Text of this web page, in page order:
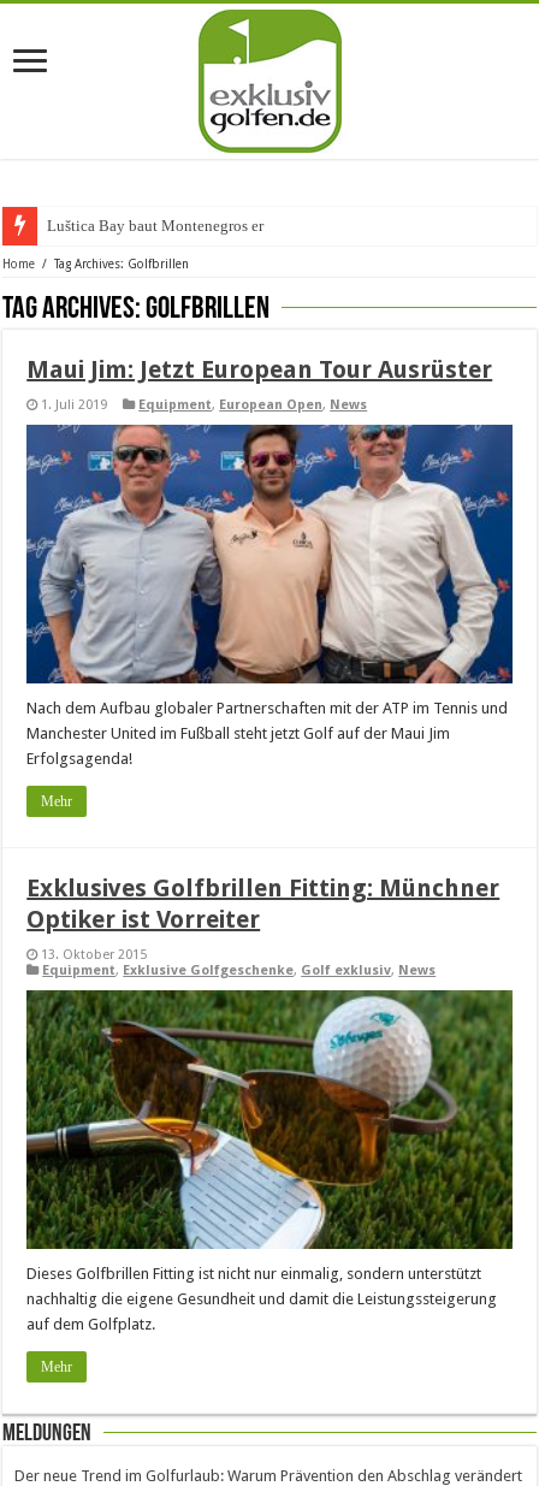
Luštica Bay baut Montenegros erste Golf
Home / Tag Archives: Golfbrillen
Tag Archives:Golfbrillen
Maui Jim: Jetzt European Tour Ausrüster
1. Juli 2019 Equipment, European Open, News
Nach dem Aufbau globaler Partnerschaften mit der ATP im Tennis und
Manchester United im Fußball steht jetzt Golf auf der Maui Jim
Erfolgsagenda!
Mehr
Exklusives Golfbrillen Fitting: Münchner
Optiker ist Vorreiter
13. Oktober 2015
Equipment, Exklusive Golfgeschenke, Golf exklusiv, News
Dieses Golfbrillen Fitting ist nicht nur einmalig, sondern unterstützt
nachhaltig die eigene Gesundheit und damit die Leistungssteigerung
auf dem Golfplatz.
Mehr
Meldungen
Der neue Trend im Golfurlaub: Warum Prävention den Abschlag verändert